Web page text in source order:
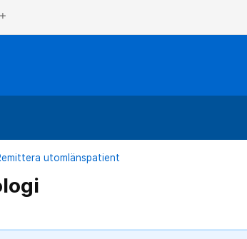
add
utomlänspatient